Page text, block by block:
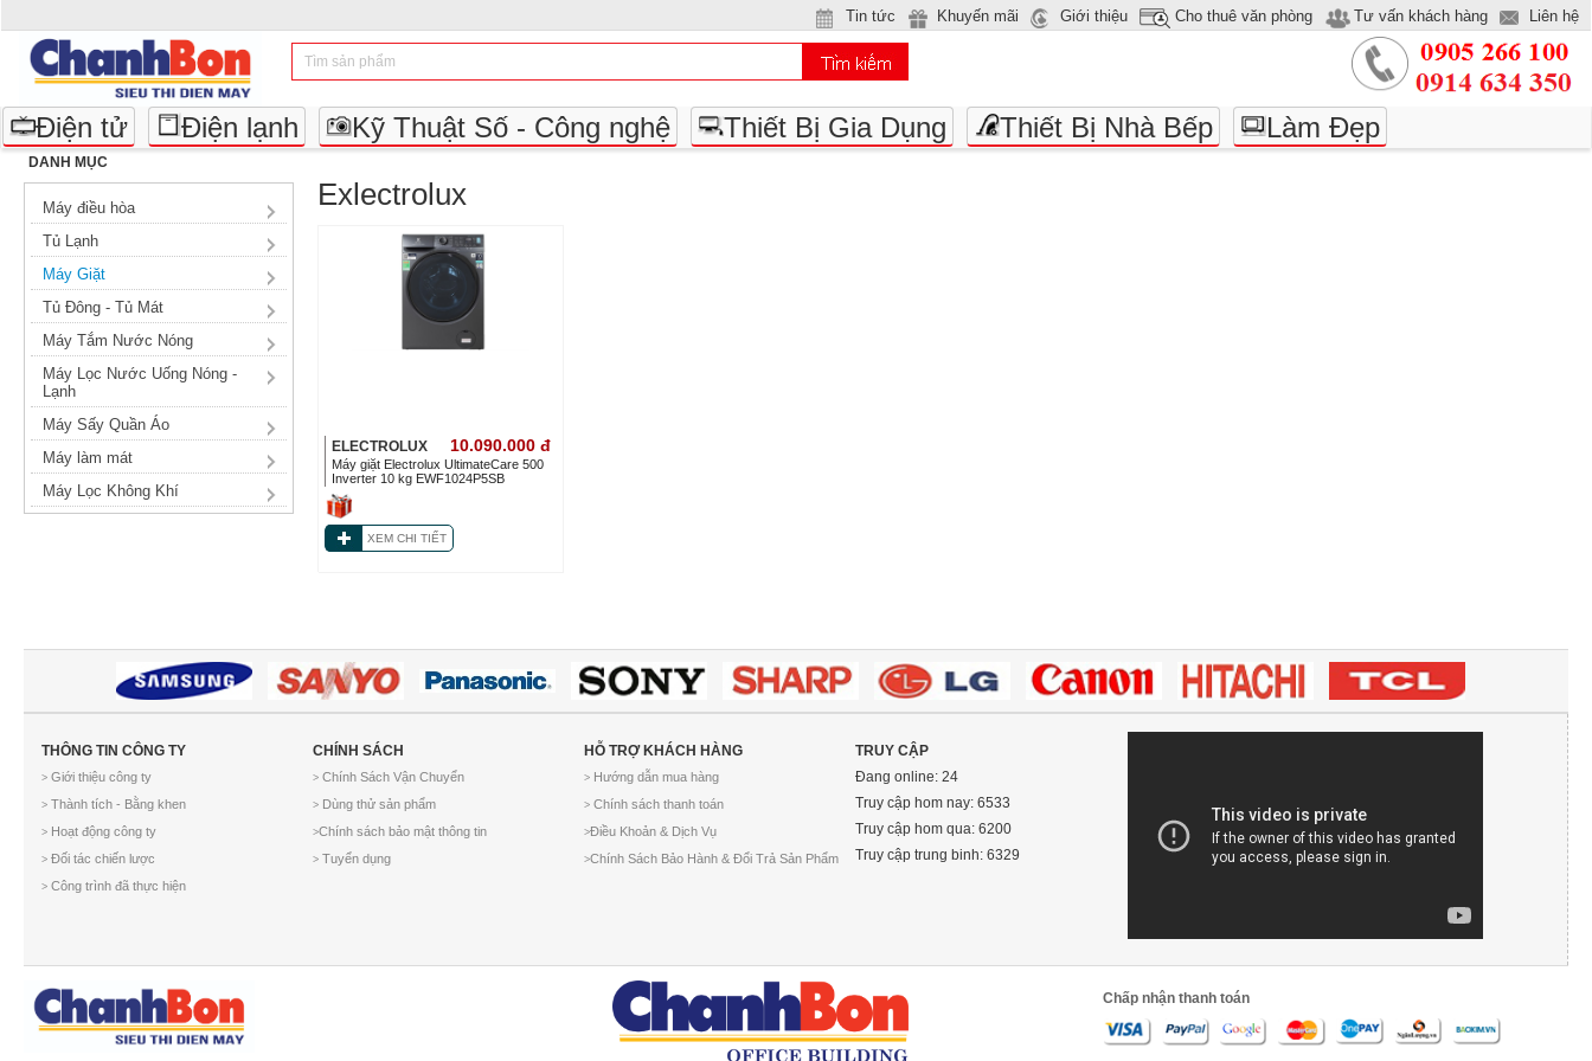
Liên hệ
Tin tức Khuyến mãi Giới thiệu Cho thuê văn phòng Tư vấn khách hàng
Điện tử Điện lạnh Kỹ Thuật Số - Công nghệ Thiết Bị Gia Dụng Thiết Bị Nhà Bếp Làm Đẹp
DANH MỤC
Máy điều hòa
Tủ Lạnh
Máy Giặt
Tủ Đông - Tủ Mát
Máy Tắm Nước Nóng
Máy Lọc Nước Uống Nóng -
Lạnh
Máy Sấy Quần Áo
Máy làm mát
Máy Lọc Không Khí
Exlectrolux
ELECTROLUX 10.090.000 đ
Máy giặt Electrolux UltimateCare 500
Inverter 10 kg EWF1024P5SB
XEM CHI TIẾT
THÔNG TIN CÔNG TY
> Giới thiệu công ty
> Thành tích - Bằng khen
> Hoạt động công ty
> Đối tác chiến lược
> Công trình đã thực hiện
CHÍNH SÁCH
> Chính Sách Vận Chuyển
> Dùng thử sản phẩm
>Chính sách bảo mật thông tin
> Tuyển dụng
HỖ TRỢ KHÁCH HÀNG
> Hướng dẫn mua hàng
> Chính sách thanh toán
>Điều Khoản & Dịch Vụ
>Chính Sách Bảo Hành & Đổi Trả Sản Phẩm
TRUY CẬP
Đang online: 24
Truy cập hom nay: 6533
Truy cập hom qua: 6200
Truy cập trung binh: 6329
Chấp nhận thanh toán